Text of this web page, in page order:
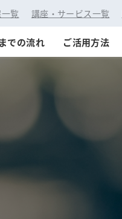
覧 講座・サービス一覧
での流れ ご活用方法